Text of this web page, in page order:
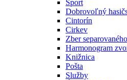
Šport
Dobrovoľný
Cintorín
Cirkev
Zber
Harmonogram
Knižnica
Pošta
Služby